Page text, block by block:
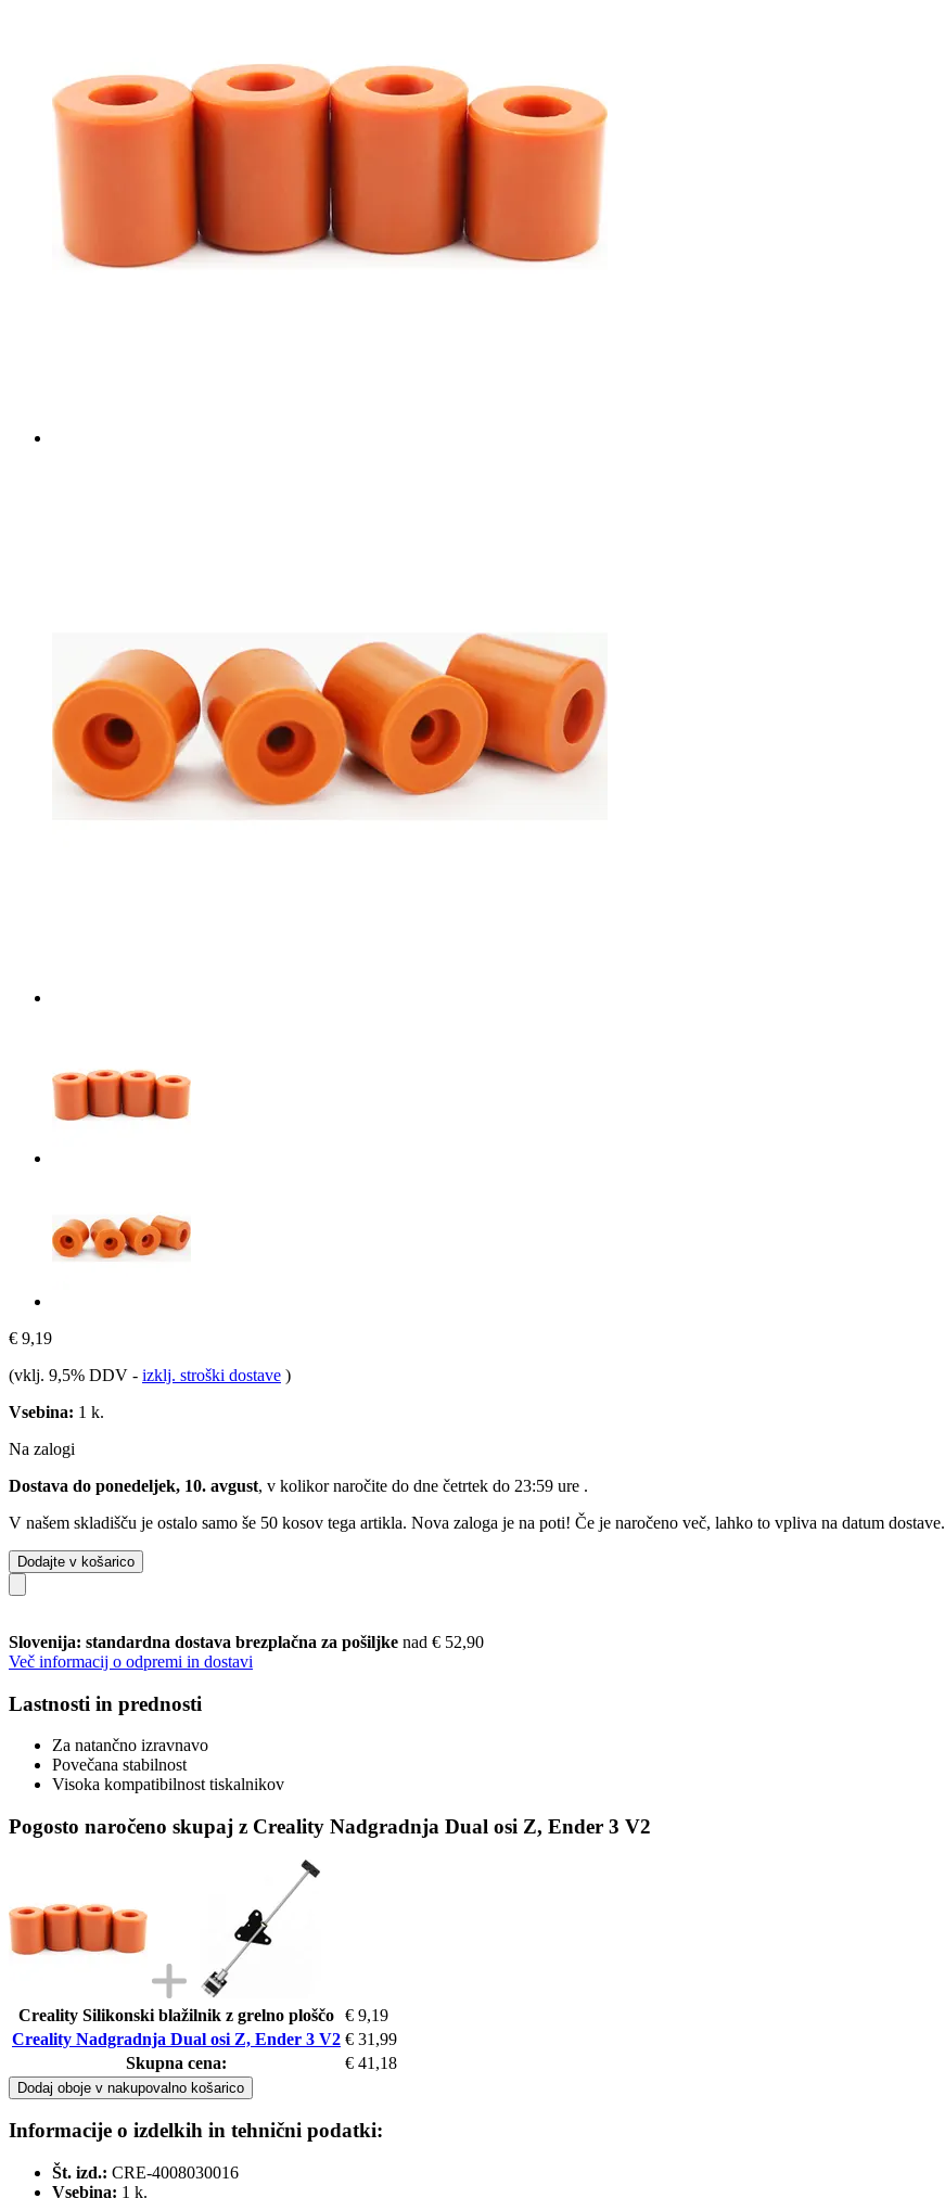
€ 9,19
(vklj. 9,5% DDV - izklj. stroški dostave )
Vsebina: 1 k.
Na zalogi
Dostava do ponedeljek, 10. avgust, v kolikor naročite do dne četrtek do 23:59 ure .
V našem skladišču je ostalo samo še 50 kosov tega artikla. Nova zaloga je na poti! Če je naročeno več, lahko to vpliva na datum dostave.
Dodajte v košarico
Slovenija: standardna dostava brezplačna za pošiljke nad € 52,90
Več informacij o odpremi in dostavi
Lastnosti in prednosti
Za natančno izravnavo
Povečana stabilnost
Visoka kompatibilnost tiskalnikov
Pogosto naročeno skupaj z Creality Nadgradnja Dual osi Z, Ender 3 V2
Creality Silikonski blažilnik z grelno ploščo € 9,19
Creality Nadgradnja Dual osi Z, Ender 3 V2 € 31,99
Skupna cena:
€ 41,18
Dodaj oboje v nakupovalno košarico
Informacije o izdelkih in tehnični podatki:
Št. izd.: CRE-4008030016
Vsebina: 1 k.